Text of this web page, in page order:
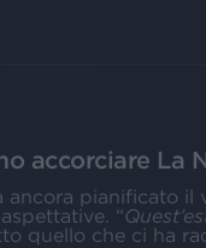
accorciare La
ancora pianificato il
“
quello che ci ha